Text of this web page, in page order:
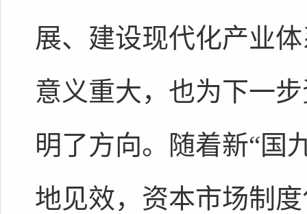
展、建设现代化产业
意义重大，也为下一
明了方向。随着新“国
地见效，资本市场制